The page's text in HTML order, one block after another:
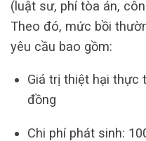
(luật sư, phí tòa án,
Theo đó, mức bồi
yêu cầu bao gồm:
Giá trị thiệt hại thực
đồng
Chi phí phát sinh: